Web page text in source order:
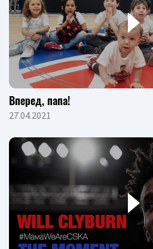
Вперед, папа!
27.04.2021